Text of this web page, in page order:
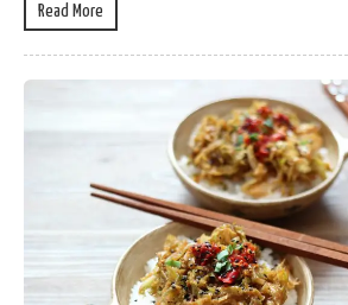
Read More